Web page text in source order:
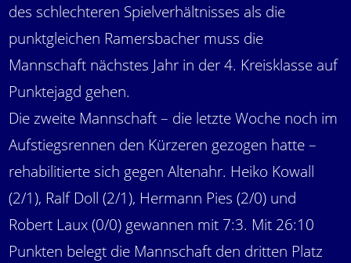
des schlechteren Spielverhältnisses als die
punktgleichen Ramersbacher muss die
Mannschaft nächstes Jahr in der 4. Kreisklasse auf
Punktejagd gehen.
Die zweite Mannschaft – die letzte Woche noch im
Aufstiegsrennen den Kürzeren gezogen hatte –
rehabilitierte sich gegen Altenahr. Heiko Kowall
(2/1), Ralf Doll (2/1), Hermann Pies (2/0) und
Robert Laux (0/0) gewannen mit 7:3. Mit 26:10
Punkten belegt die Mannschaft den dritten Platz